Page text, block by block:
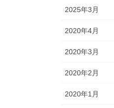
2025年3月
2020年4月
2020年3月
2020年2月
2020年1月